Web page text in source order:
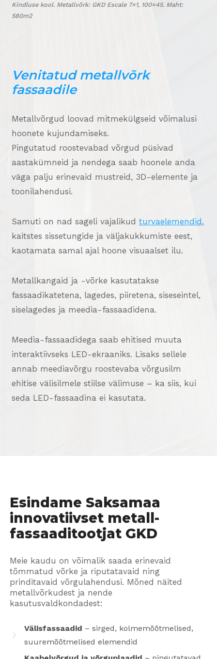
Kindluse kool. Metallvõrk: GKD Escale 7×1, 100×45. Maht:
580m2
Venitatud metallvõrk
fassaadile
Metallvõrgud loovad mitmekülgseid võimalusi
hoonete kujundamiseks.
Pingutatud roostevabad võrgud püsivad
aastakümneid ja nendega saab hoonele anda
väga palju erinevaid mustreid, 3D-elemente ja
toonilahendusi.
Samuti on nad sageli vajalikud turvaelemendid,
kaitstes sissetungide ja väljakukkumiste eest,
kaotamata samal ajal hoone visuaalset ilu.
Metallkangaid ja -võrke kasutatakse
fassaadikatetena, lagedes, piiretena, siseseintel,
siselagedes ja meedia-fassaadidena.
Meedia-fassaadidega saab ehitised muuta
interaktiivseks LED-ekraaniks. Lisaks sellele
annab meediavõrgu roostevaba võrgusilm
ehitise välisilmele stiilse välimuse – ka siis, kui
seda LED-fassaadina ei kasutata.
Esindame Saksamaa
innovatiivset metall-
fassaaditootjat GKD
Meie kaudu on võimalik saada erinevaid
tõmmatud võrke ja riputatavaid ning
prinditavaid võrgulahendusi. Mõned näited
metallvõrkudest ja nende
kasutusvaldkondadest:
Välisfassaadid – sirged, kolmemõõtmelised,
suuremõõtmelised elemendid